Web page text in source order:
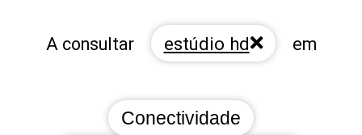
A consultar estúdio hd em
Conectividade